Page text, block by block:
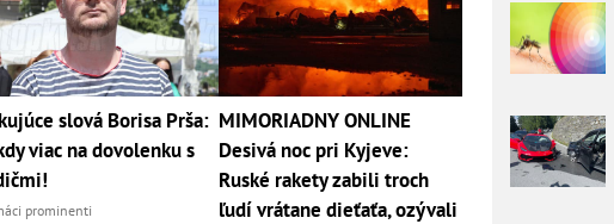
slová Borisa Prša:
viac na dovolenku s
prominenti
MIMORIADNY ONLINE
Desivá noc pri Kyjeve:
Ruské rakety zabili troch
ľudí vrátane dieťaťa, ozývali